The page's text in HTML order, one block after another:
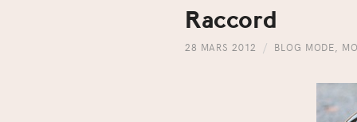
Raccord
28 MARS 2012 BLOG MODE